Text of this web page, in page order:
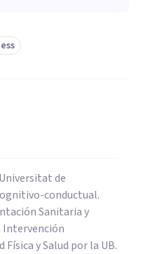
de
conductual.
Sanitaria y
Intervención
y Salud por la UB.